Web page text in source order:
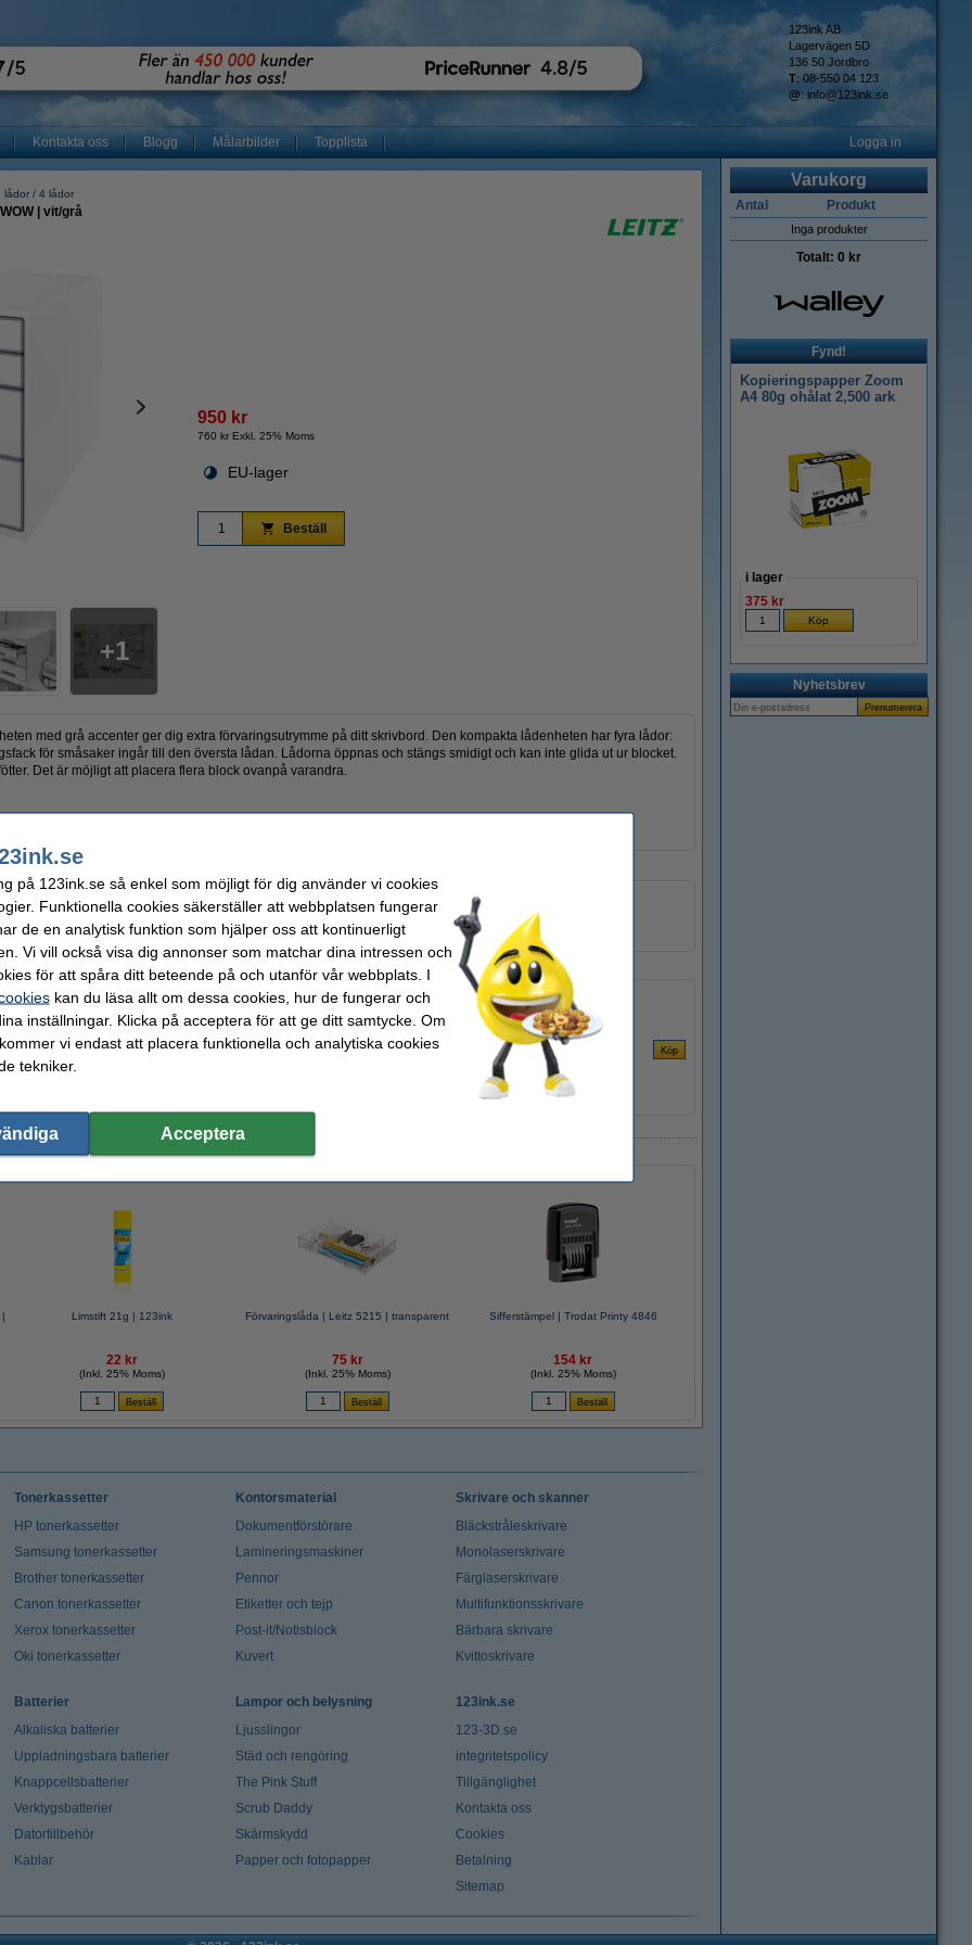
123ink AB
Lagervägen 5D
136 50 Jordbro
T: 08-550 04 123
@: info@123ink.se
Kontakta oss Blogg Målarbilder Topplista Logga in
lådor 4 lådor
| vit/grå
1
950 kr
760 kr Exkl. 25% Moms
EU-lager
Beställ
med grå accenter ger dig extra förvaringsutrymme på ditt skrivbord. Den kompakta lådenheten har fyra lådor:
för småsaker ingår till den översta lådan. Lådorna öppnas och stängs smidigt och kan inte glida ut ur blocket.
Det är möjligt att placera flera block ovanpå varandra.
Färg:
Material:
plast
287 x 363 x 270 mm
5215 | transparent
ofta även dessa produkter!
|
Limstift 21g | 123ink
22 kr
(Inkl. 25% Moms)
Förvaringslåda | Leitz 5215 | transparent
75 kr
(Inkl. 25% Moms)
Sifferstämpel | Trodat Printy 4846
154 kr
(Inkl. 25% Moms)
Varukorg
Antal Produkt
Inga produkter
Totalt: 0 kr
Fynd!
Kopieringspapper Zoom
A4 80g ohålat 2,500 ark
i lager
375 kr
Nyhetsbrev
Tonerkassetter
HP tonerkassetter
Samsung tonerkassetter
Brother tonerkassetter
Canon tonerkassetter
Xerox tonerkassetter
Oki tonerkassetter
Kontorsmaterial
Dokumentförstörare
Lamineringsmaskiner
Pennor
Etiketter och tejp
Post-it/Notisblock
Kuvert
Skrivare och skanner
Bläckstråleskrivare
Monolaserskrivare
Färglaserskrivare
Multifunktionsskrivare
Bärbara skrivare
Kvittoskrivare
Batterier
Alkaliska batterier
Uppladningsbara batterier
Knappcellsbatterier
Verktygsbatterier
Datortillbehör
Kablar
Lampor och belysning
Ljusslingor
Städ och rengöring
The Pink Stuff
Scrub Daddy
Skärmskydd
Papper och fotopapper
123ink.se
123-3D.se
integritetspolicy
Tillgänglighet
Kontakta oss
Cookies
Betalning
Sitemap
på 123ink.se så enkel som möjligt för dig använder vi cookies
Funktionella cookies säkerställer att webbplatsen fungerar
de en analytisk funktion som hjälper oss att kontinuerligt
Vi vill också visa dig annonser som matchar dina intressen och
för att spåra ditt beteende på och utanför vår webbplats. I
kan du läsa allt om dessa cookies, hur de fungerar och
inställningar. Klicka på acceptera för att ge ditt samtycke. Om
vi endast att placera funktionella och analytiska cookies
tekniker.
Acceptera